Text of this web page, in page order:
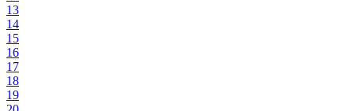
13
14
15
16
17
18
19